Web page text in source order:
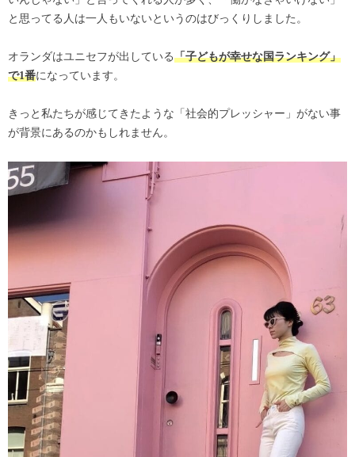
と思ってる人は一人もいないというのはびっくりしました。
オランダはユニセフが出している「子どもが幸せな国ランキング」
で1番になっています。
きっと私たちが感じてきたような「社会的プレッシャー」がない事
が背景にあるのかもしれません。